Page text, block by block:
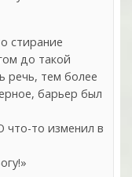
стирание
до такой
речь, тем более
барьер был
что-то изменил в